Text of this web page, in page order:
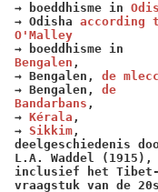
→ boeddhisme in
→ Odisha according
O'Malley
→ boeddhisme in
Bengalen ,
→ Bengalen, de
→ Bengalen, de
Bandarbans ,
→ Kérala ,
→ Sikkim ,
deelgeschiedenis
L.A. Waddel (1915),
inclusief het
vraagstuk van de